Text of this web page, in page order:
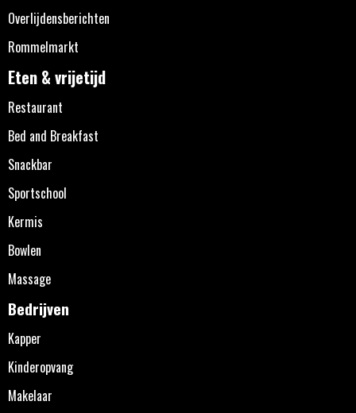
Overlijdensberichten
Rommelmarkt
Eten & vrijetijd
Restaurant
Bed and Breakfast
Snackbar
Sportschool
Kermis
Bowlen
Massage
Bedrijven
Kapper
Kinderopvang
Makelaar